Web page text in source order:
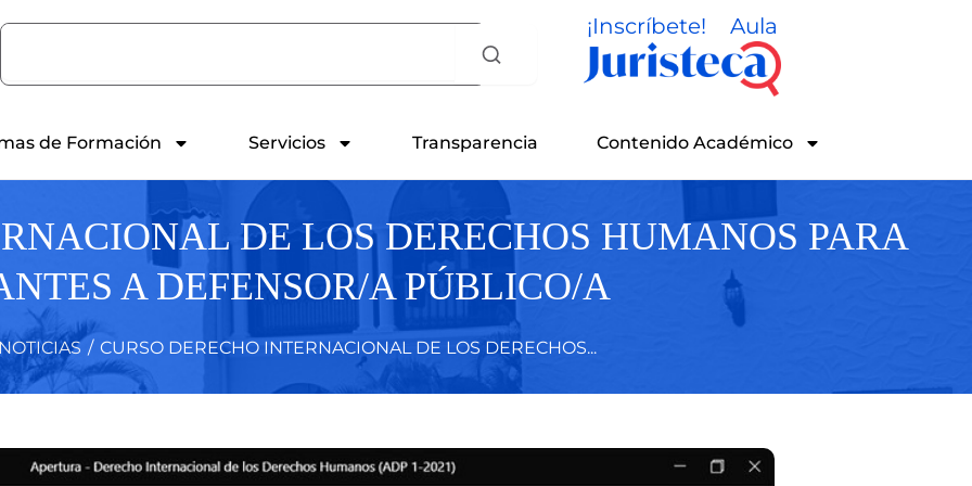
Search ¡Inscríbete! Aula
de Formación Servicios Transparencia Contenido Académico
DE LOS DERECHOS HUMANOS PARA
A DEFENSOR/A PÚBLICO/A
NOTICIAS / CURSO DERECHO INTERNACIONAL DE LOS DERECHOS...